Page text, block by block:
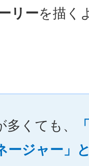
リーを描く
くても、
ージャー」